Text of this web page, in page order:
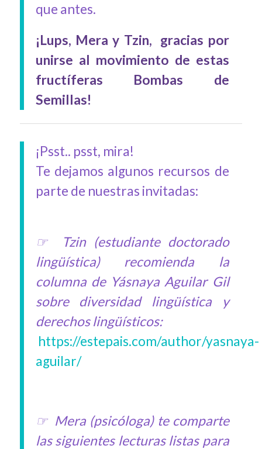
que antes.
¡Lups, Mera y Tzin, gracias por
unirse al movimiento de estas
fructíferas Bombas de
Semillas!
¡Psst.. psst, mira!
Te dejamos algunos recursos de
parte de nuestras invitadas:
☞ Tzin (estudiante doctorado
lingüística) recomienda la
columna de Yásnaya Aguilar Gil
sobre diversidad lingüística y
derechos lingüísticos:
https://estepais.com/author/yasnaya-
aguilar/
☞ Mera (psicóloga) te comparte
las siguientes lecturas listas para